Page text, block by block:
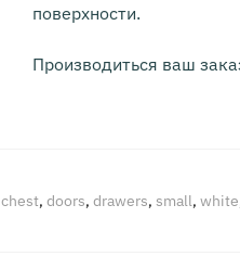
поверхности.
Производиться ваш
chest, doors, drawers, small, white